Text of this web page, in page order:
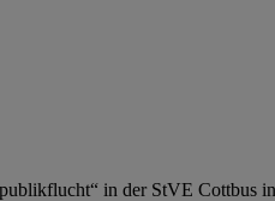
in der StVE Cottbus